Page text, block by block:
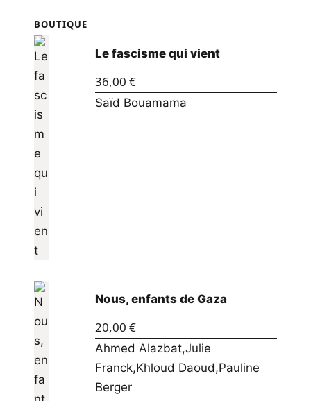
BOUTIQUE
Le fascisme qui vient
36,00 €
Saïd Bouamama
Nous, enfants de Gaza
20,00 €
Ahmed Alazbat,Julie
Franck,Khloud Daoud,Pauline
Berger